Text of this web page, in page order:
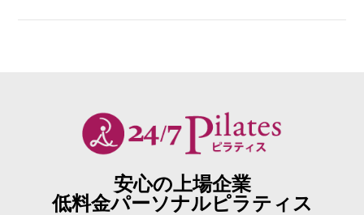
安心の上場企業
低料金パーソナルピラティス